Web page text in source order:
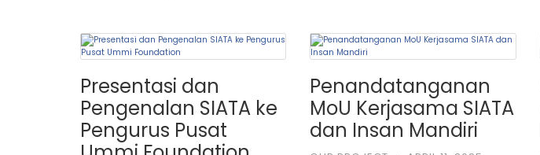
Presentasi dan
Pengenalan SIATA ke
Pengurus Pusat
Penandatanganan
MoU Kerjasama SIATA
dan Insan Mandiri